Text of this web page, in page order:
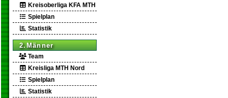
Kreisoberliga KFA MTH
Spielplan
Statistik
2.Männer
Team
Kreisliga MTH Nord
Spielplan
Statistik